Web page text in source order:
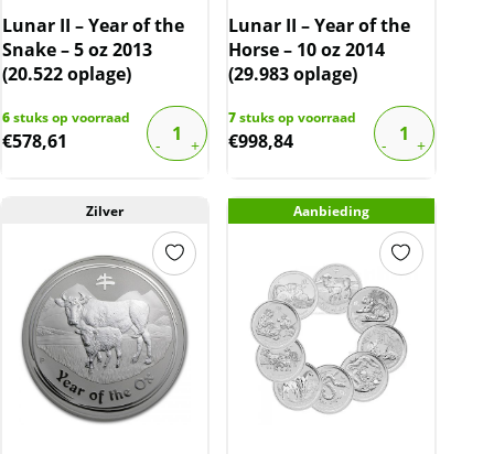
Dit product wordt onder de margeregel
verhandeld. Dit houdt in dat wij btw afdragen
over de marge die wij behalen op dit product.
De btw mag hierdoor door ons niet op de
factuur vermeld worden. De prijs op de
website is inclusief btw.
Lunar II – Year of the
Snake – 5 oz 2013
(20.522 oplage)
6stuks op voorraad
€578,61
Lunar II – Year of the
Horse – 10 oz 2014
(29.983 oplage)
7stuks op voorraad
€998,84
Zilver Aanbieding